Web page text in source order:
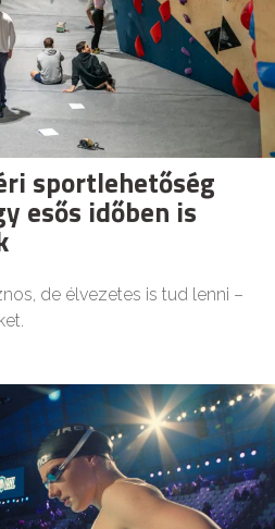
sportlehetőség
esős időben is
de élvezetes is tud lenni –